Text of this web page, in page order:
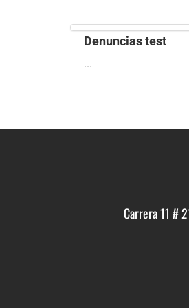
Denuncias test
...
Carrera 11 #